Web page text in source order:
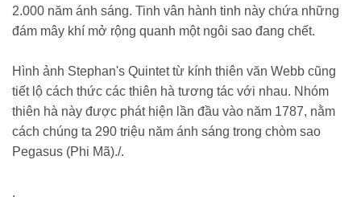
2.000 năm ánh sáng. Tinh vân hành tinh này chứa những
đám mây khí mở rộng quanh một ngôi sao đang chết.
Hình ảnh Stephan's Quintet từ kính thiên văn Webb cũng
tiết lộ cách thức các thiên hà tương tác với nhau. Nhóm
thiên hà này được phát hiện lần đầu vào năm 1787, nằm
cách chúng ta 290 triệu năm ánh sáng trong chòm sao
Pegasus (Phi Mã)./.
.